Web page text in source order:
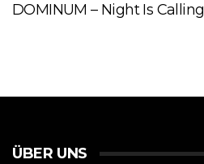
DOMINUM – Night Is Calling
ÜBER UNS